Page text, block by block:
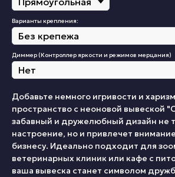
Варианты крепления:
Диммер (Контроллер яркости и режимов мерцания)
Добавьте немного игривости и
пространство с неоновой вывеской
забавный и дружелюбный дизайн не
настроение, но и привлечет
бизнесу. Идеально подходит для
ветеринарных клиник или кафе с
ваша вывеска станет символом